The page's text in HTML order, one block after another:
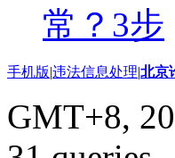
常？3步
手机版|违法信息处理|北京
GMT+8,